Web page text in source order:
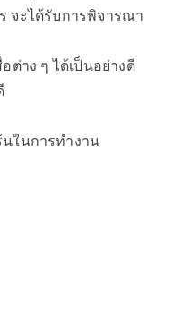
จะได้รับการพิจารณา
ต่าง ๆ ได้เป็นอย่างดี
ในการทำงาน